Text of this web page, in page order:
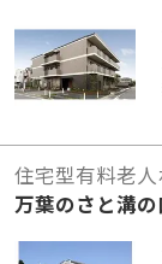
住宅型有料老
万葉のさと溝の